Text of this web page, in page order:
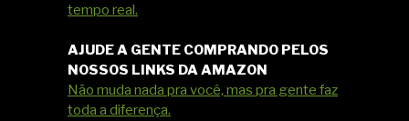
tempo real.
AJUDE A GENTE COMPRANDO PELOS
NOSSOS LINKS DA AMAZON
Não muda nada pra você, mas pra gente faz
toda a diferença.